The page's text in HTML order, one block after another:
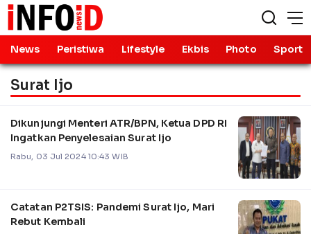
News Peristiwa Lifestyle Ekbis Photo Sport
Surat Ijo
Dikunjungi Menteri ATR/BPN, Ketua DPD RI
Ingatkan Penyelesaian Surat Ijo
Rabu, 03 Jul 2024 10:43 WIB
Catatan P2TSIS: Pandemi Surat Ijo, Mari
Rebut Kembali